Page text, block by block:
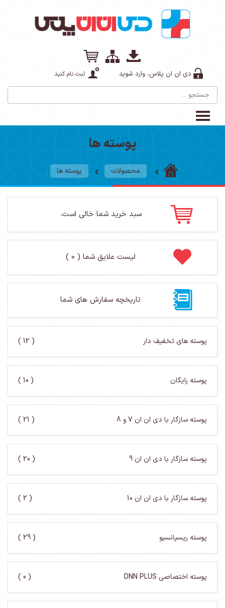
دی ان ان پلاس، وارد شوید ثبت نام کنید
پوسته ها
محصولات پوسته ها
سبد خرید شما خالی است.
لیست علایق شما ( 0 )
تاریخچه سفارش های شما
پوسته های تخفیف دار ( 12 )
پوسته رایگان ( 10 )
پوسته سازگار با دی ان ان 7 و 8 ( 21 )
پوسته سازگار با دی ان ان 9 ( 20 )
پوسته سازگار با دی ان ان 10 ( 2 )
پوسته ریسپانسیو ( 29 )
پوسته اختصاصی DNN PLUS ( 0 )